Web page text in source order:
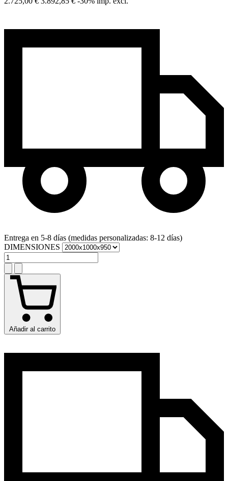
Entrega en 5-8 días (medidas personalizadas: 8-12 días)
DIMENSIONES
Añadir al carrito